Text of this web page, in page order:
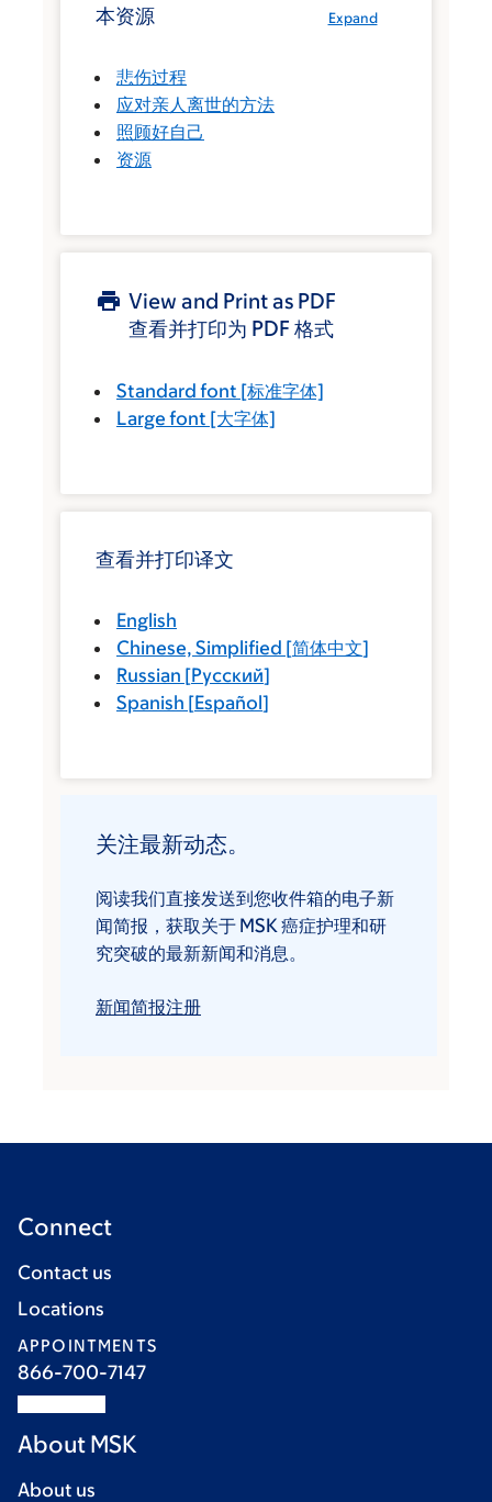
Expand
本资源
悲伤过程
应对亲人离世的方法
照顾好自己
资源
View and Print as PDF
查看并打印为 PDF 格式
Standard font [标准字体]
Large font [大字体]
查看并打印译文
English
Chinese, Simplified [简体中文]
Russian [Русский]
Spanish [Español]
关注最新动态。
阅读我们直接发送到您收件箱的电子新
闻简报，获取关于 MSK 癌症护理和研
究突破的最新新闻和消息。
新闻简报注册
Connect
Contact us
Locations
APPOINTMENTS
866-700-7147
About MSK
About us